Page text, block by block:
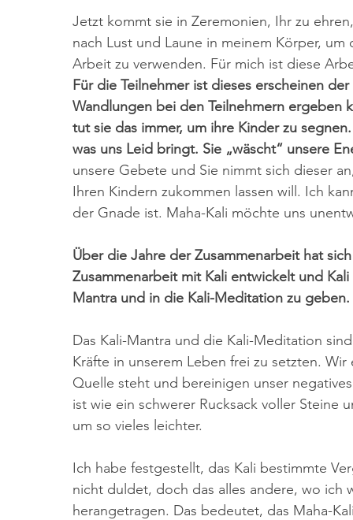
Jetzt kommt sie in Zeremonien, Ihr zu
nach Lust und Laune in meinem Körper,
Arbeit zu verwenden. Für mich ist diese
Für die Teilnehmer ist dieses erscheinen
Wandlungen bei den Teilnehmern
tut sie das immer, um ihre Kinder zu
was uns Leid bringt. Sie „wäscht“ unsere
unsere Gebete und Sie nimmt sich dieser
Ihren Kindern zukommen lassen will. Ich
der Gnade ist. Maha-Kali möchte uns
Über die Jahre der Zusammenarbeit hat
Zusammenarbeit mit Kali entwickelt und
Mantra und in die Kali-Meditation zu geben.
Das Kali-Mantra und die Kali-Meditation
Kräfte in unserem Leben frei zu setzten.
Quelle steht und bereinigen unser
ist wie ein schwerer Rucksack voller
um so vieles leichter.
Ich habe festgestellt, das Kali bestimmte
nicht duldet, doch das alles andere, wo ich
herangetragen. Das bedeutet, das Maha-